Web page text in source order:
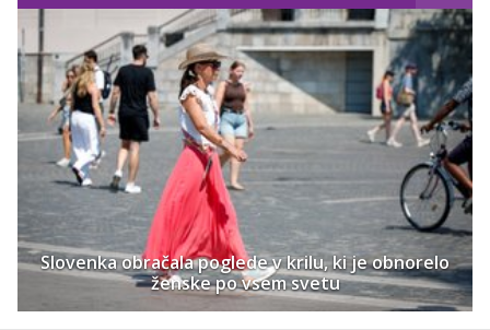
Slovenka obračala poglede v krilu, ki je obnorelo
ženske po vsem svetu